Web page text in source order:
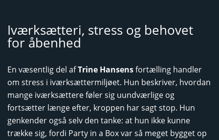
Iværksætteri, stress og behovet
for åbenhed
En væsentlig del afTrine Hansensfortælling handler
om stress i iværksættermiljøet. Hun beskriver, hvordan
mange iværksættere føler sig uundværlige og
fortsætter længe efter, kroppen har sagt stop. Hun
genkender også selv den tanke: at hun ikke kunne
trække sig, fordi Party in a Box var så meget bygget op